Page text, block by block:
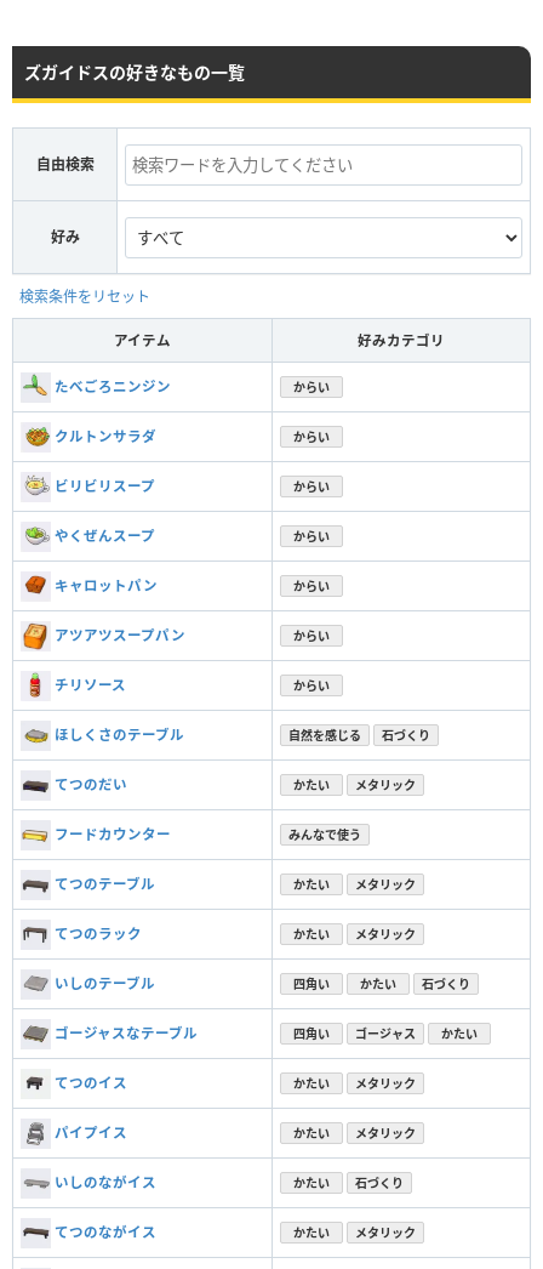
ズガイドスの好きなもの一覧
自由検索
好み
検索条件をリセット
アイテム 好みカテゴリ
たべごろニンジン からい
クルトンサラダ からい
ビリビリスープ からい
やくぜんスープ からい
キャロットパン からい
アツアツスープパン からい
チリソース からい
ほしくさのテーブル 自然を感じる 石づくり
てつのだい かたい メタリック
フードカウンター みんなで使う
てつのテーブル かたい メタリック
てつのラック かたい メタリック
いしのテーブル 四角い かたい 石づくり
ゴージャスなテーブル 四角い ゴージャス かたい
てつのイス かたい メタリック
パイプイス かたい メタリック
いしのながイス かたい 石づくり
てつのながイス かたい メタリック